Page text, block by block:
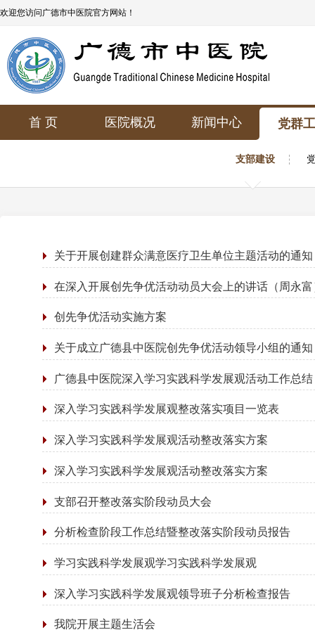
欢迎您访问广德市中医院官方网站！
首 页 医院概况 新闻中心 党群
支部建设
关于开展创建群众满意医疗卫生单位主题活动的通知
在深入开展创先争优活动动员大会上的讲话（周永富
创先争优活动实施方案
关于成立广德县中医院创先争优活动领导小组的通知
广德县中医院深入学习实践科学发展观活动工作总结
深入学习实践科学发展观整改落实项目一览表
深入学习实践科学发展观活动整改落实方案
深入学习实践科学发展观活动整改落实方案
支部召开整改落实阶段动员大会
分析检查阶段工作总结暨整改落实阶段动员报告
学习实践科学发展观学习实践科学发展观
深入学习实践科学发展观领导班子分析检查报告
我院开展主题生活会